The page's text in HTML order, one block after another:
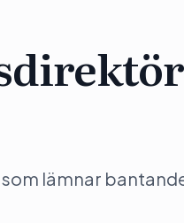
lämnar bantande